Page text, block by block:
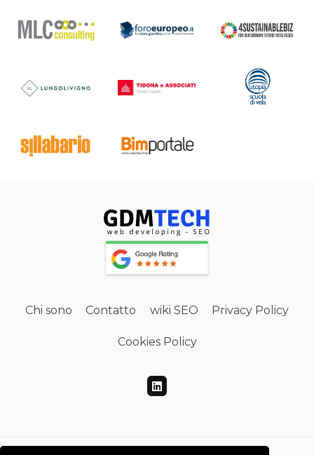
Chi sono Contatto wiki SEO Privacy Policy
Cookies Policy